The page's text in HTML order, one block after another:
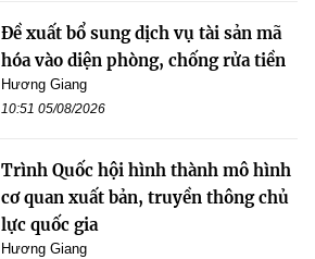
Đề xuất bổ sung dịch vụ tài sản mã
hóa vào diện phòng, chống rửa tiền
Hương Giang
10:51 05/08/2026
Trình Quốc hội hình thành mô hình
cơ quan xuất bản, truyền thông chủ
lực quốc gia
Hương Giang